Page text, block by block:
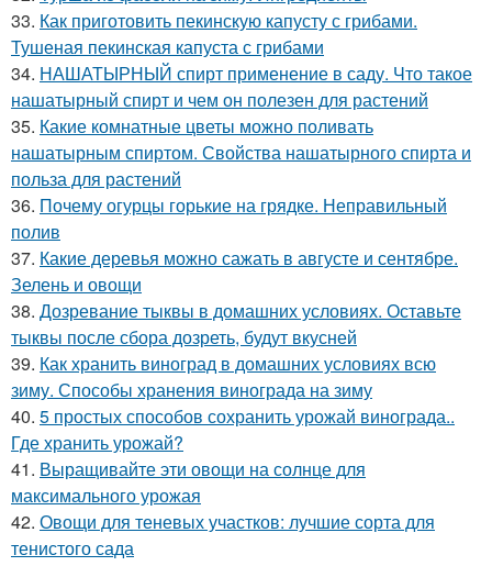
33. Как приготовить пекинскую капусту с грибами.
Тушеная пекинская капуста с грибами
34. НАШАТЫРНЫЙ спирт применение в саду. Что такое
нашатырный спирт и чем он полезен для растений
35. Какие комнатные цветы можно поливать
нашатырным спиртом. Свойства нашатырного спирта и
польза для растений
36. Почему огурцы горькие на грядке. Неправильный
полив
37. Какие деревья можно сажать в августе и сентябре.
Зелень и овощи
38. Дозревание тыквы в домашних условиях. Оставьте
тыквы после сбора дозреть, будут вкусней
39. Как хранить виноград в домашних условиях всю
зиму. Способы хранения винограда на зиму
40. 5 простых способов сохранить урожай винограда..
Где хранить урожай?
41. Выращивайте эти овощи на солнце для
максимального урожая
42. Овощи для теневых участков: лучшие сорта для
тенистого сада